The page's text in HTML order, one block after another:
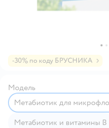
-30% по коду БРУСНИКА
Модель
Метабиотик для
Метабиотик и витамины В